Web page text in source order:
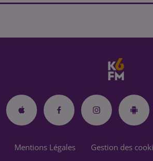
Mentions Légales Gestion des